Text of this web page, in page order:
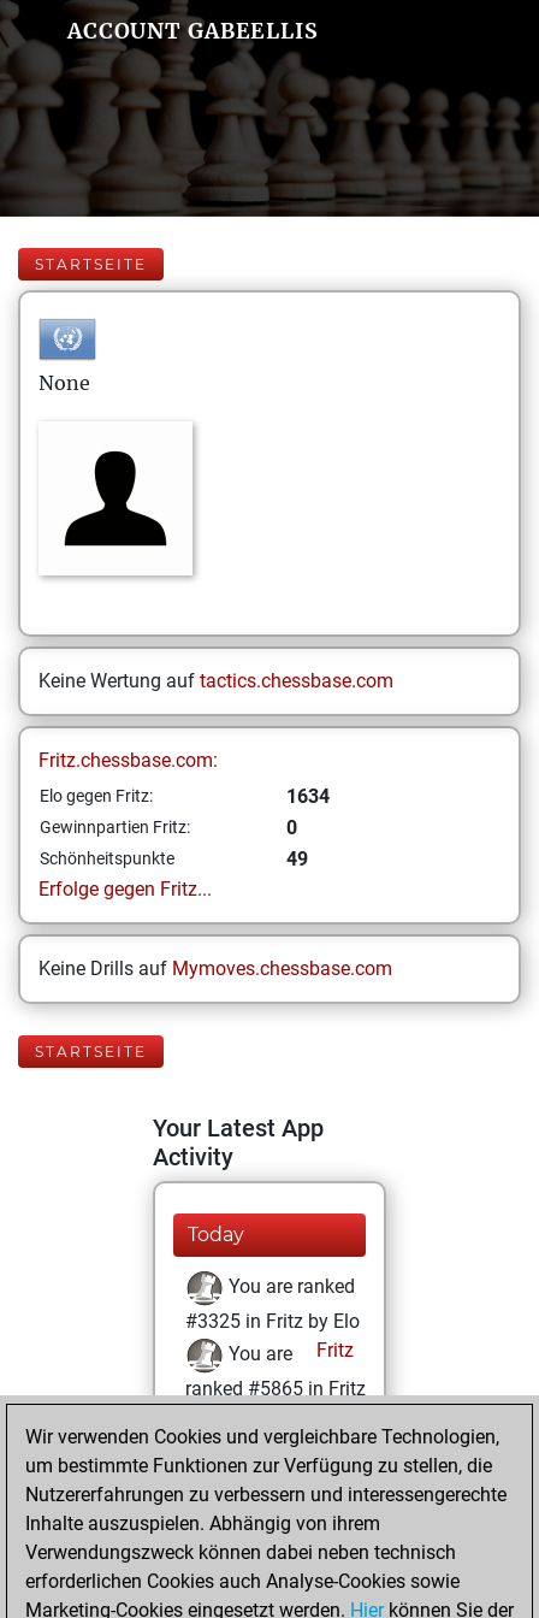
ACCOUNT GABEELLIS
STARTSEITE
None
Keine Wertung auf tactics.chessbase.com
Fritz.chessbase.com:
Elo gegen Fritz: 1634
Gewinnpartien Fritz: 0
Schönheitspunkte
49
Erfolge gegen Fritz...
Keine Drills auf Mymoves.chessbase.com
STARTSEITE
Your Latest App
Activity
Today
You are ranked
#3325 in Fritz by Elo
Fritz
You are
ranked #5865 in Fritz
Donnerstag,
Januar 9, 2025
You achieved a
BeautyScore of 49
Fritz
Wir verwenden Cookies und vergleichbare Technologien,
um bestimmte Funktionen zur Verfügung zu stellen, die
Nutzererfahrungen zu verbessern und interessengerechte
Inhalte auszuspielen. Abhängig von ihrem
Verwendungszweck können dabei neben technisch
erforderlichen Cookies auch Analyse-Cookies sowie
Marketing-Cookies eingesetzt werden. Hierkönnen Sie der